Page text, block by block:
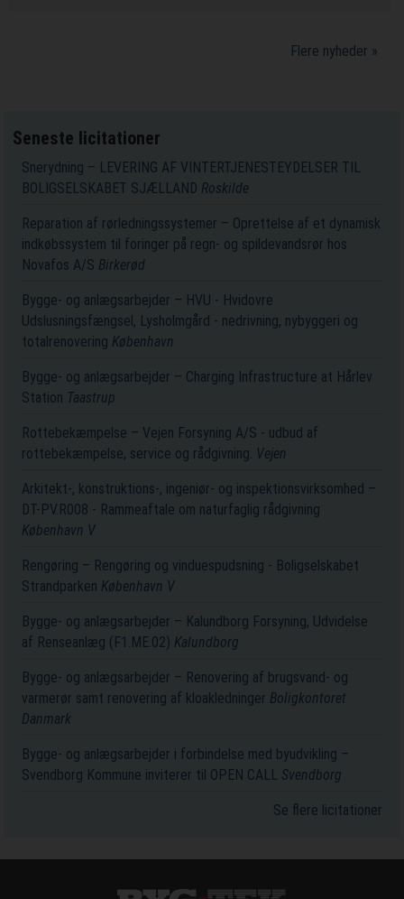
Flere nyheder »
Seneste licitationer
Snerydning – LEVERING AF VINTERTJENESTEYDELSER TIL
BOLIGSELSKABET SJÆLLAND Roskilde
Reparation af rørledningssystemer – Oprettelse af et dynamisk
indkøbssystem til foringer på regn- og spildevandsrør hos
Novafos A/S Birkerød
Bygge- og anlægsarbejder – HVU - Hvidovre
Udslusningsfængsel, Lysholmgård - nedrivning, nybyggeri og
totalrenovering København
Bygge- og anlægsarbejder – Charging Infrastructure at Hårlev
Station Taastrup
Rottebekæmpelse – Vejen Forsyning A/S - udbud af
rottebekæmpelse, service og rådgivning. Vejen
Arkitekt-, konstruktions-, ingeniør- og inspektionsvirksomhed –
DT-PV.R008 - Rammeaftale om naturfaglig rådgivning
København V
Rengøring – Rengøring og vinduespudsning - Boligselskabet
Strandparken København V
Bygge- og anlægsarbejder – Kalundborg Forsyning, Udvidelse
af Renseanlæg (F1.ME.02) Kalundborg
Bygge- og anlægsarbejder – Renovering af brugsvand- og
varmerør samt renovering af kloakledninger Boligkontoret
Danmark
Bygge- og anlægsarbejder i forbindelse med byudvikling –
Svendborg Kommune inviterer til OPEN CALL Svendborg
Se flere licitationer